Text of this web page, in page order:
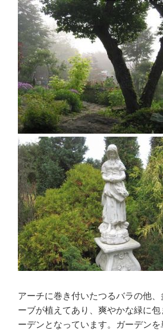
アーチに巻き付いたつるバラの他
ーブが植えてあり、爽やかな緑に
ーデンとなっています。ガーデン